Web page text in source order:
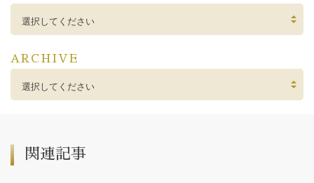
選択してください
ARCHIVE
選択してください
関連記事